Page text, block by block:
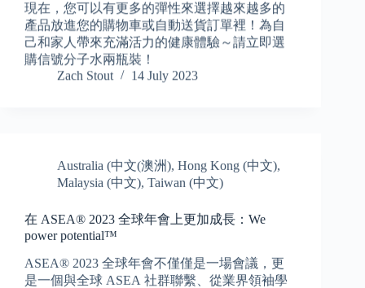
現在，您可以有更多的彈性來選擇越來越多的
產品放進您的購物車或自動送貨訂單裡！為自
己和家人帶來充滿活力的健康體驗～請立即選
購信號分子水兩瓶裝！
Zach Stout
14 July 2023
Australia (中文(澳洲) Hong Kong (中文)
Malaysia (中文) Taiwan (中文)
在 ASEA® 2023 全球年會上更加成長：We
power potential™
ASEA® 2023 全球年會不僅僅是一場會議，更
是一個與全球 ASEA 社群聯繫、從業界領袖學